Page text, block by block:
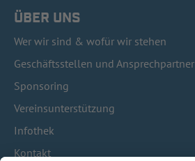
ÜBER UNS
Wer wir sind & wofür wir stehen
Geschäftsstellen und Ansprechpartner
Sponsoring
Vereinsunterstützung
Infothek
Kontakt